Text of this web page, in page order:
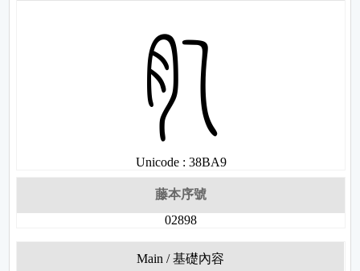
妩
Unicode : 38BA9
藤本序號
02898
Main / 基礎內容